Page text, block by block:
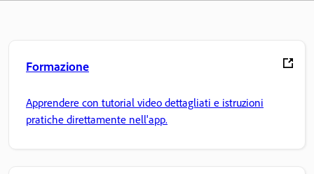
Formazione
Apprendere con tutorial video dettagliati e istruzioni
pratiche direttamente nell'app.